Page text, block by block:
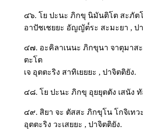
๔๖. โย ปะนะ ภิกขุ นิมันติโต สะภัต
อาปัชเชยยะ อัญญัต๎ระ สะมะยา , ป
๔๗. อะคิลาเนนะ ภิกขุนา จาตุมา
ตะโต
เจ อุตตะริง สาทิเยยยะ , ปาจิตติยัง.
๔๘. โย ปะนะ ภิกขุ อุยยุตตัง เสนัง
๔๙. สิยา จะ ตัสสะ ภิกขุโน โกจิเทว
อุตตะริง วะเสยยะ , ปาจิตติยัง.